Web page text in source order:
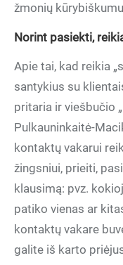
žmonių
Norint pasiekti,
Apie tai, kad reikia
santykius su
pritaria ir viešbučio
Pulkauninkaitė-
kontaktų vakarui
žingsniui, prieiti,
klausimą: pvz.
patiko vienas ar
kontaktų vakare
galite iš karto